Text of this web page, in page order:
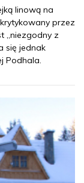
linową na
przez
„niezgodny z
się jednak
Podhala.